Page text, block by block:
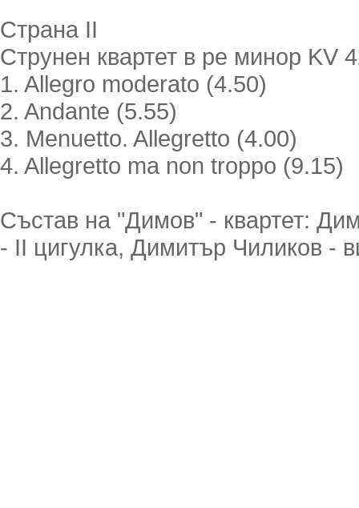
Страна II
Струнен квартет в ре минор KV
1. Allegro moderato (4.50)
2. Andante (5.55)
3. Menuetto. Allegretto (4.00)
4. Allegretto ma non troppo (9.15)
Състав на "Димов" - квартет:
- II цигулка, Димитър Чиликов -